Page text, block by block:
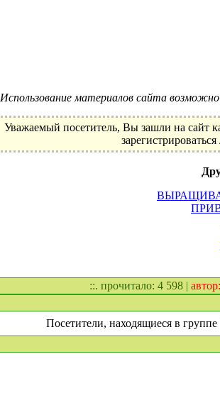
Использование материалов сайта
Уважаемый посетитель, Вы зашли на сайт
::. прочитало: 4 598 | автор:
Посетители, находящиеся в группе